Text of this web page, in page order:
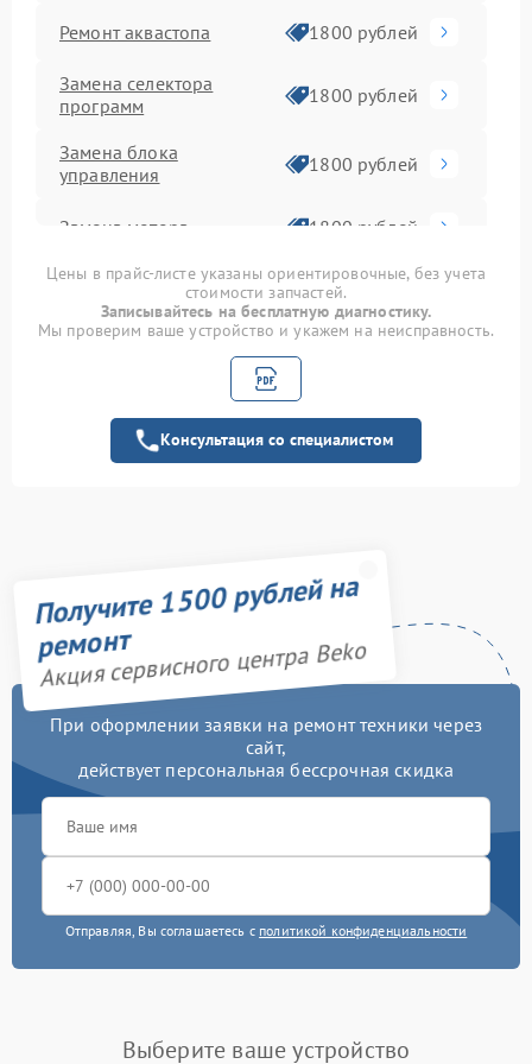
Ремонт аквастопа 1800 рублей
Замена селектора
программ
1800 рублей
Замена блока
управления
1800 рублей
Замена мотора 1800 рублей
Замена шторок
барабана
1750 рублей
противовеса
1600 рублей
Замена заливного шланга 750 рублей
Замена нижнего
противовеса
3450 рублей
Замена крестовины 2750 рублей
Ремонт платы
Цены в прайс-листе указаны ориентировочные, без учета
стоимости запчастей.
Записывайтесь на бесплатную диагностику.
Мы проверим ваше устройство и укажем на неисправность.
Консультация со специалистом
Получите 1500 рублей на
ремонт
Акция сервисного центра Beko
При оформлении заявки на ремонт техники через
сайт,
действует персональная бессрочная скидка
Отправляя, Вы соглашаетесь с политикой конфиденциальности
Выберите ваше устройство